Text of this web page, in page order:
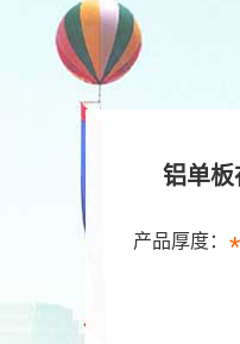
铝单板
*
产品厚度：